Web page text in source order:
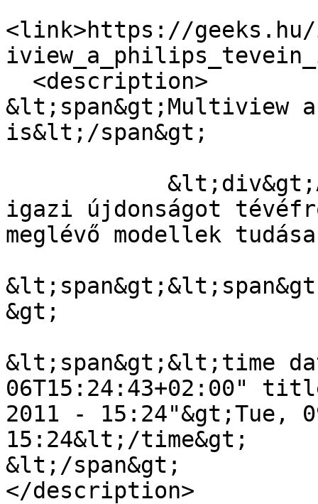
<link>https://geeks.hu/
&lt;span&gt;Multiview
is&lt;/span&gt;
igazi újdonságot
meglévő modellek
&gt;
&lt;span&gt;&lt;time
06T15:24:43+02:00"
2011 - 15:24"&gt;Tue,
15:24&lt;/time&gt;
&lt;/span&gt;
</description>